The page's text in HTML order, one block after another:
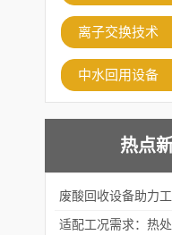
离子交换技术
中水回用设备
热点